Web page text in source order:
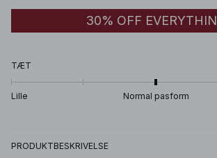
30% OFF
TÆT
Lille Normal pasform
PRODUKTBESKRIVELSE